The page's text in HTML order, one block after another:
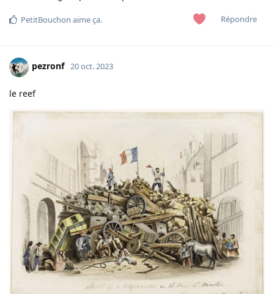
Répondre
PetitBouchon aime ça.
pezronf 20 oct. 2023
le reef